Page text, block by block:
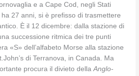
e a Cape Cod, negli Stati
27 anni, si è prefisso di trasmettere
È il 12 dicembre: dalla stazione di
successione ritmica dei tre punti
«S» dell’alfabeto Morse alla stazione
di Terranova, in Canada. Ma
procura il divieto dellaAnglo-